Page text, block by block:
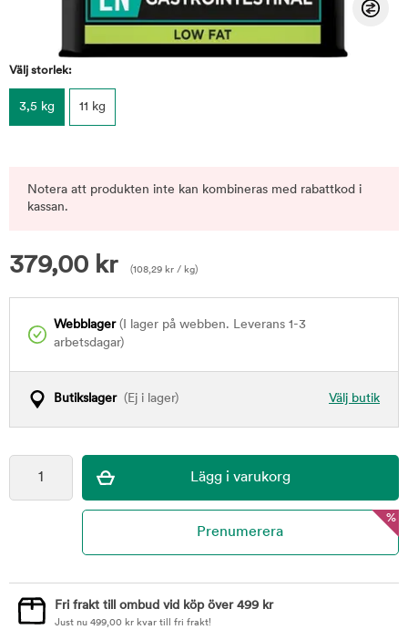
Välj storlek:
3,5 kg 11 kg
Notera att produkten inte kan kombineras med rabattkod i
kassan.
379,00 kr (108,29 kr / kg)
Webblager(I lager på webben. Leverans 1-3
arbetsdagar)
Välj butik
Butikslager(Ej i lager)
%
Fri frakt till ombud vid köp över 499 kr
Just nu 499,00 kr kvar till fri frakt!